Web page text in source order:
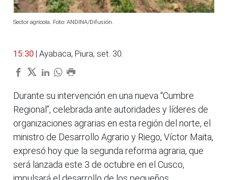
Sector agrícola. Foto: ANDINA/Difusión.
15:30 | Ayabaca, Piura, set. 30.
Durante su intervención en una nueva “Cumbre
Regional”, celebrada ante autoridades y líderes de
organizaciones agrarias en esta región del norte, el
ministro de Desarrollo Agrario y Riego, Víctor Maita,
expresó hoy que la segunda reforma agraria, que
será lanzada este 3 de octubre en el Cusco,